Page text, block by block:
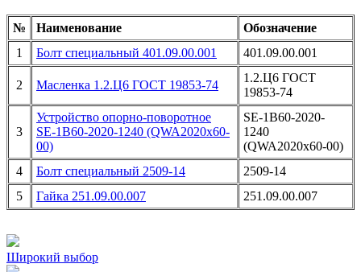
№ Наименование
Обозначение
1
Болт специальный 401.09.00.001 401.09.00.001
2 Масленка 1.2.Ц6 ГОСТ 19853-74
1.2.Ц6 ГОСТ
19853-74
3
Устройство опорно-поворотное
SE-1B60-2020-1240 (QWA2020x60-
00)
SE-1B60-2020-
1240
(QWA2020x60-00)
4
Болт специальный 2509-14
2509-14
5
Гайка 251.09.00.007 251.09.00.007
Широкий выбор